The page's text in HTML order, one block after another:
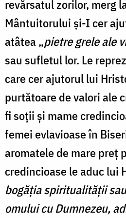
revărsatul zorilor, merg
Mântuitorului şi-I cer
atâtea „pietre grele ale
sau sufletul lor. Le
care cer ajutorul lui
purtătoare de valori ale
fi soţii și mame
femei evlavioase în
aromatele de mare preţ
credincioase le aduc lui
bogăţia spiritualităţii
omului cu Dumnezeu,